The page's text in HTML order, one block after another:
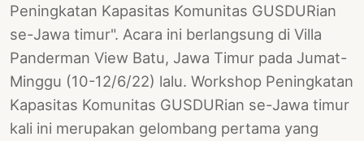
Peningkatan Kapasitas Komunitas GUSDURian
se-Jawa timur". Acara ini berlangsung di Villa
Panderman View Batu, Jawa Timur pada Jumat-
Minggu (10-12/6/22) lalu. Workshop Peningkatan
Kapasitas Komunitas GUSDURian se-Jawa timur
kali ini merupakan gelombang pertama yang